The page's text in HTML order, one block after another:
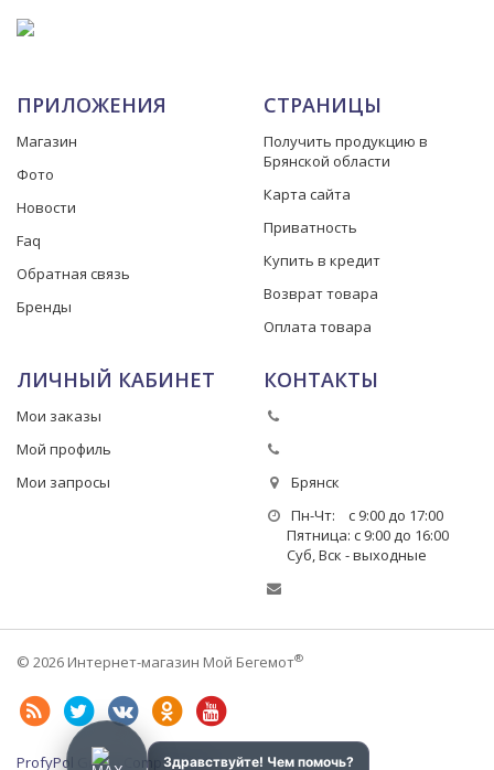
ПРИЛОЖЕНИЯ
Магазин
Фото
Новости
Faq
Обратная связь
Бренды
СТРАНИЦЫ
Получить продукцию в
Брянской области
Карта сайта
Приватность
Купить в кредит
Возврат товара
Оплата товара
ЛИЧНЫЙ КАБИНЕТ
Мои заказы
Мой профиль
Мои запросы
КОНТАКТЫ
Брянск
Пн-Чт: с 9:00 до 17:00
Пятница: с 9:00 до 16:00
Суб, Вск - выходные
© 2026 Интернет-магазин Мой Бегемот®
ProfyPol Group Company LLC